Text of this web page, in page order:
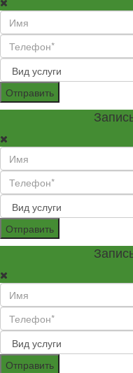
Отправить
Отправить
Отправить